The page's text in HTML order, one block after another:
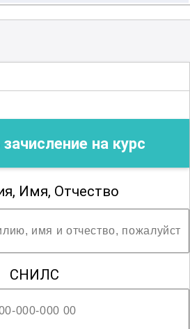
на курс
Имя, Отчество
СНИЛС